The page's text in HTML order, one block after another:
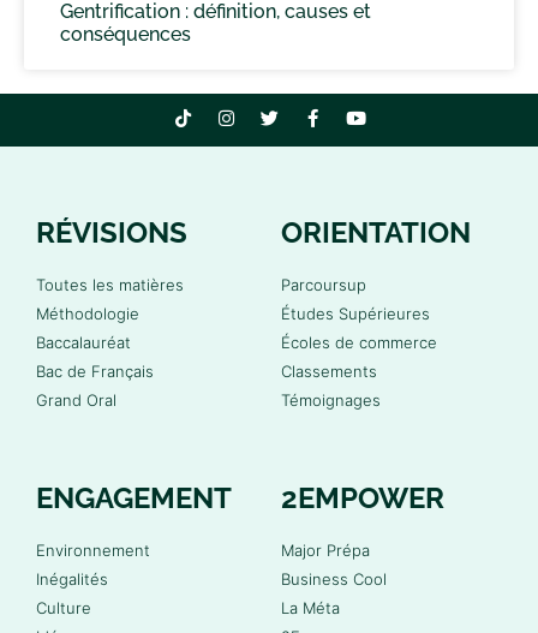
Gentrification : définition, causes et
conséquences
RÉVISIONS
Toutes les matières
Méthodologie
Baccalauréat
Bac de Français
Grand Oral
ORIENTATION
Parcoursup
Études Supérieures
Écoles de commerce
Classements
Témoignages
ENGAGEMENT
Environnement
Inégalités
Culture
2EMPOWER
Major Prépa
Business Cool
La Méta